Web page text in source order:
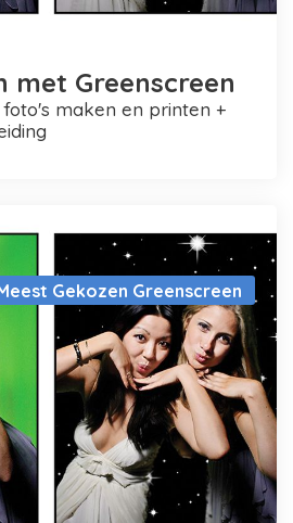
met Greenscreen
Gekozen Greenscreen